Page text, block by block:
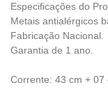
Especificações do
Metais antialérgicos
Fabricação Nacional.
Garantia de 1 ano.
Corrente: 43 cm + 07